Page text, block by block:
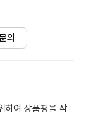
의
하여 상품평을 작